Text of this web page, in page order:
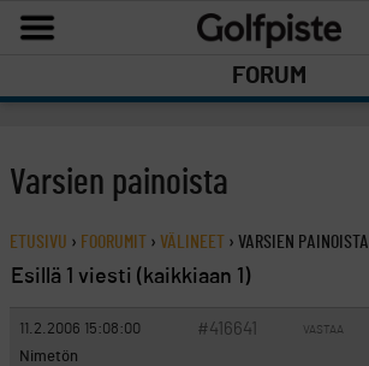
FORUM
Varsien painoista
ETUSIVU › FOORUMIT › VÄLINEET › VARSIEN PAINOISTA
Esillä 1 viesti (kaikkiaan 1)
11.2.2006 15:08:00 #416641 VASTAA
Nimetön